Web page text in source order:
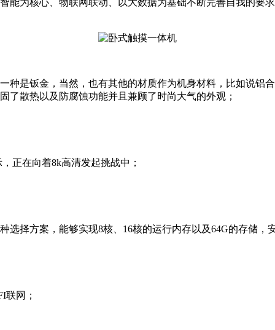
是钣金，当然，也有其他的材质作为机身材料，比如说铝
了散热以及防腐蚀功能并且兼顾了时尚大气的外观；
正在向着8k高清发起挑战中；
择方案，能够实现8核、16核的运行内存以及64G的存储，
网；